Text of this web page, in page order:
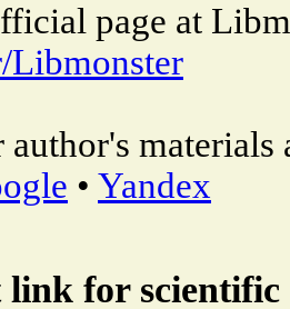
page at
Libmonster
materials
• Yandex
link for